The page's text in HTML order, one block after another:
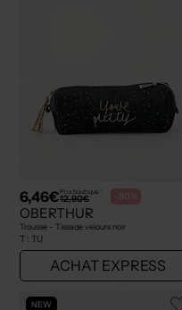
6,46€Prix boutique :
12,90€ -50%
OBERTHUR
Trousse - Tissage velours noir
T : TU
ACHAT EXPRESS
NEW